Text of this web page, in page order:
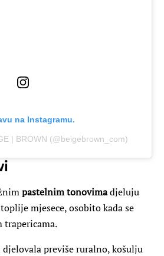
na Instagramu.
| BROWN (@beigebrown_com)
pastelnim tonovimadjeluju
mjesece, osobito kada se
previše ruralno, košulju